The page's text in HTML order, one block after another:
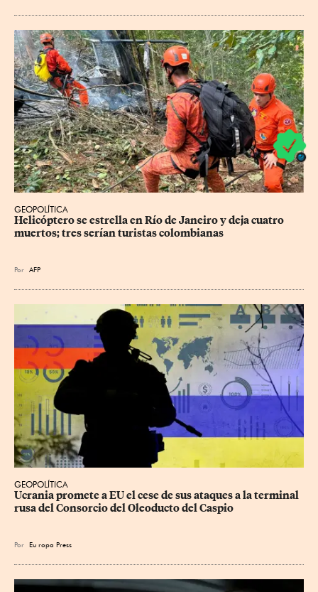
GEOPOLÍTICA
Helicóptero se estrella en Río de Janeiro y deja cuatro
muertos; tres serían turistas colombianas
Por AFP
GEOPOLÍTICA
Ucrania promete a EU el cese de sus ataques a la terminal
rusa del Consorcio del Oleoducto del Caspio
Por Eu ropa Press